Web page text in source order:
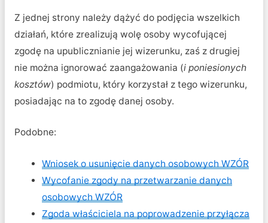
Z jednej strony należy dążyć do podjęcia wszelkich
działań, które zrealizują wolę osoby wycofującej
zgodę na upublicznianie jej wizerunku, zaś z drugiej
nie można ignorować zaangażowania (i poniesionych
kosztów) podmiotu, który korzystał z tego wizerunku,
posiadając na to zgodę danej osoby.
Podobne:
Wniosek o usunięcie danych osobowych WZÓR
Wycofanie zgody na przetwarzanie danych
osobowych WZÓR
Zgoda właściciela na poprowadzenie przyłącza